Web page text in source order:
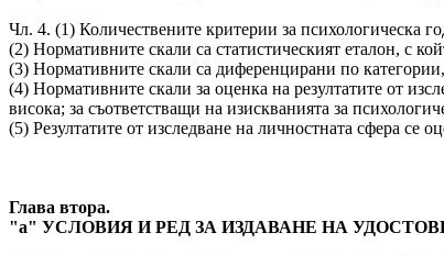
Чл. 4. (1) Количествените критерии за психологическа
(2) Нормативните скали са статистическият еталон, с
(3) Нормативните скали са диференцирани по
(4) Нормативните скали за оценка на резултатите от
висока; за съответстващи на изискванията за
(5) Резултатите от изследване на личностната сфера се
Глава втора.
"а" УСЛОВИЯ И РЕД ЗА ИЗДАВАНЕ НА